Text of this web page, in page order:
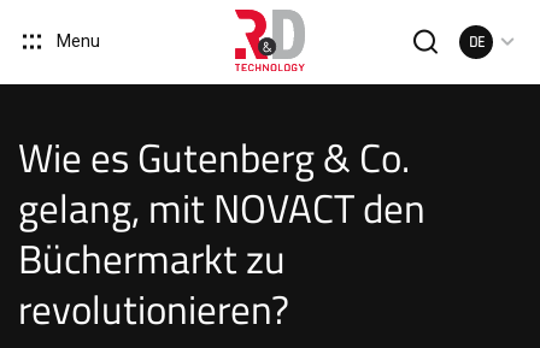
Menu DE
Wie es Gutenberg & Co.
gelang, mit NOVACT den
Büchermarkt zu
revolutionieren?